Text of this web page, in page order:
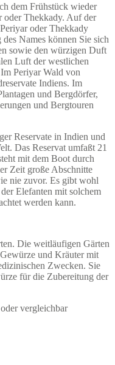
dem Frühstück wieder
oder Thekkady. Auf der
oder Thekkady
Names können Sie sich
sowie den würzigen Duft
Luft der westlichen
Periyar Wald von
Indiens. Im
und Bergdörfer,
und Bergtouren
Reservate in Indien und
Das Reservat umfaßt 21
mit dem Boot durch
Zeit große Abschnitte
nie zuvor. Es gibt wohl
Elefanten mit solchem
werden kann.
Die weitläufigen Gärten
und Kräuter mit
Zwecken. Sie
für die Zubereitung der
vergleichbar